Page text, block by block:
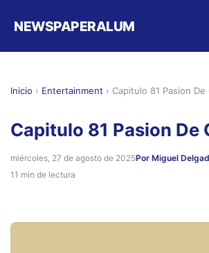
NEWSPAPERALUM
Inicio › Entertainment › Capitulo 81 Pasion De
Capitulo 81 Pasion De
miércoles, 27 de agosto de 2025Por Miguel
11 min de lectura